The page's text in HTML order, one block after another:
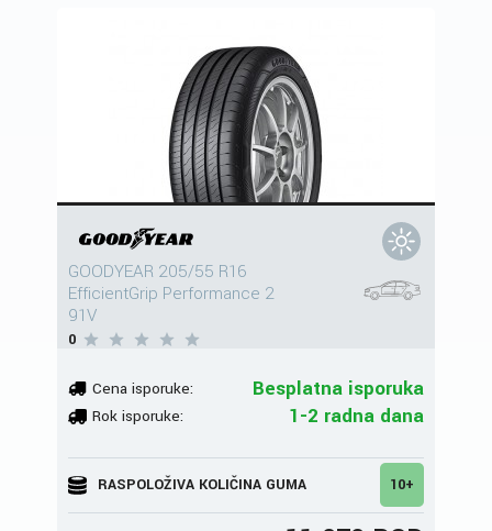
GOODYEAR 205/55 R16
EfficientGrip Performance 2
91V
0
Cena isporuke: Besplatna isporuka
Rok isporuke: 1-2 radna dana
RASPOLOŽIVA KOLIČINA GUMA 10+